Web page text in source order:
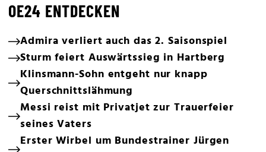
OE24 ENTDECKEN
Admira verliert auch das 2. Saisonspiel
Sturm feiert Auswärtssieg in Hartberg
Klinsmann-Sohn entgeht nur knapp
Querschnittslähmung
Messi reist mit Privatjet zur Trauerfeier
seines Vaters
Erster Wirbel um Bundestrainer Jürgen